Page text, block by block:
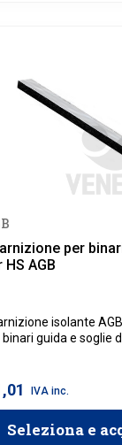
per
HS AGB
isolante
guida e soglie
IVA inc.
Seleziona e